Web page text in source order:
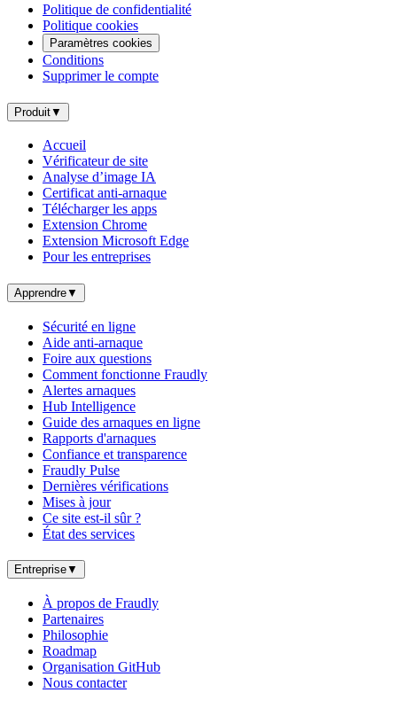
Politique de confidentialité
Politique cookies
Paramètres cookies
Conditions
Supprimer le compte
Produit▼
Accueil
Vérificateur de site
Analyse d’image IA
Certificat anti-arnaque
Télécharger les apps
Extension Chrome
Extension Microsoft Edge
Pour les entreprises
Apprendre▼
Sécurité en ligne
Aide anti-arnaque
Foire aux questions
Comment fonctionne Fraudly
Alertes arnaques
Hub Intelligence
Guide des arnaques en ligne
Rapports d'arnaques
Confiance et transparence
Fraudly Pulse
Dernières vérifications
Mises à jour
Ce site est-il sûr ?
État des services
Entreprise▼
À propos de Fraudly
Partenaires
Philosophie
Roadmap
Organisation GitHub
Nous contacter